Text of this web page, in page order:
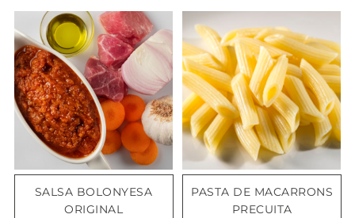
SALSA BOLONYESA
ORIGINAL
PASTA DE MACARRONS
PRECUITA